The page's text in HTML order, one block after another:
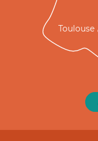
Toulouse